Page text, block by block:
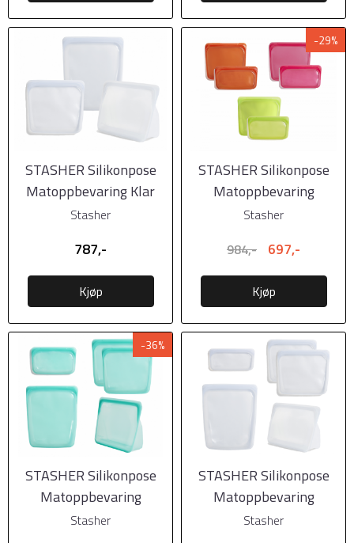
STASHER Silikonpose
Matoppbevaring Klar
3pk
Stasher
787,-
Kjøp
-29%
STASHER Silikonpose
Matoppbevaring
Oransje, Lysegrønn,
Stasher
984,- 697,-
Kjøp
-36%
STASHER Silikonpose
Matoppbevaring
Startsett Blå 5pk
Stasher
STASHER Silikonpose
Matoppbevaring
Startsett Klar 5pk
Stasher